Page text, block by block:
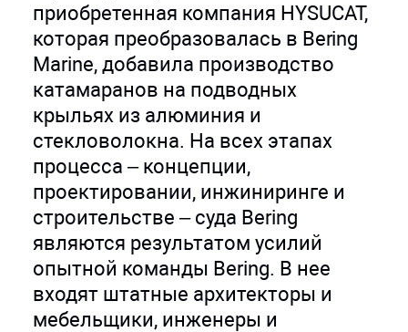
приобретенная компания HYSUCAT,
которая преобразовалась в Bering
Marine, добавила производство
катамаранов на подводных
крыльях из алюминия и
стекловолокна. На всех этапах
процесса – концепции,
проектировании, инжиниринге и
строительстве – суда Bering
являются результатом усилий
опытной команды Bering. В нее
входят штатные архитекторы и
мебельщики, инженеры и